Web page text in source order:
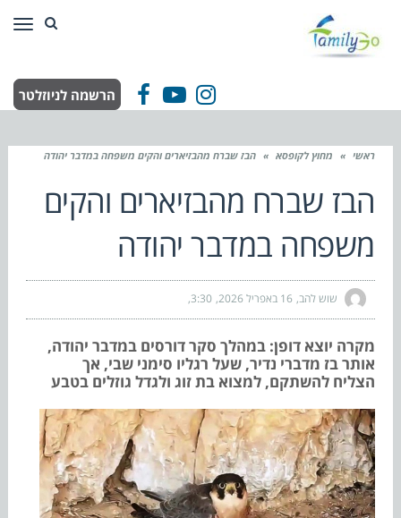
Facebook
YouTube
Instagram הרשמה לניוזלטר
ראשי » מחוץ לקופסא » הבז שברח מהבזיארים והקים משפחה במדבר יהודה
הבז שברח מהבזיארים והקים
משפחה במדבר יהודה
שוש להב 16 באפריל 2026 3:30
מקרה יוצא דופן: במהלך סקר דורסים במדבר יהודה,
אותר בז מדברי נדיר, שעל רגליו סימני שבי, אך
הצליח להשתקם, למצוא בת זוג ולגדל גוזלים בטבע